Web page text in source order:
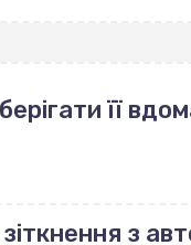
її
з